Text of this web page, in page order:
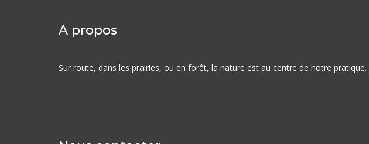
A propos
Sur route, dans les prairies, ou en forêt, la nature est au centre de notre